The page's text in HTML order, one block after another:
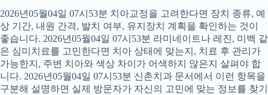
2026년05월04일 07시53분 치아교정을 고려한다면 장치 종류, 예
상 기간, 내원 간격, 발치 여부, 유지장치 계획을 확인하는 것이
좋습니다. 2026년05월04일 07시53분 라미네이트나 레진, 미백 같
은 심미치료를 고민한다면 치아 상태에 맞는지, 치료 후 관리가
가능한지, 주변 치아와 색상 차이가 어색하지 않은지 살펴야 합
니다. 2026년05월04일 07시53분 신촌치과 문서에서 이런 항목을
구분해 설명하면 실제 방문자가 자신의 고민에 맞는 정보를 찾기